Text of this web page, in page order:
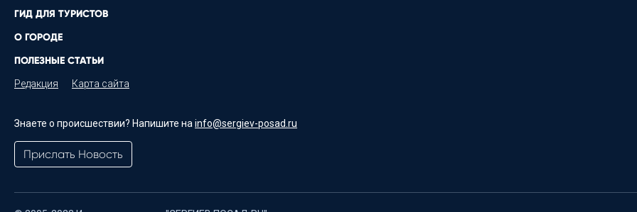
ГИД ДЛЯ ТУРИСТОВ
О ГОРОДЕ
ПОЛЕЗНЫЕ СТАТЬИ
Редакция Карта сайта
Знаете о происшествии? Напишите на info@sergiev-posad.ru
Прислать Новость